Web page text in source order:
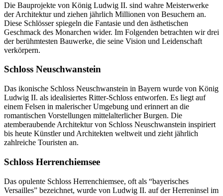
Die Bauprojekte von König Ludwig II. sind wahre Meisterwerke
der Architektur und ziehen jährlich Millionen von Besuchern an.
Diese Schlösser spiegeln die Fantasie und den ästhetischen
Geschmack des Monarchen wider. Im Folgenden betrachten wir drei
der berühmtesten Bauwerke, die seine Vision und Leidenschaft
verkörpern.
Schloss Neuschwanstein
Das ikonische Schloss Neuschwanstein in Bayern wurde von König
Ludwig II. als idealisiertes Ritter-Schloss entworfen. Es liegt auf
einem Felsen in malerischer Umgebung und erinnert an die
romantischen Vorstellungen mittelalterlicher Burgen. Die
atemberaubende Architektur von Schloss Neuschwanstein inspiriert
bis heute Künstler und Architekten weltweit und zieht jährlich
zahlreiche Touristen an.
Schloss Herrenchiemsee
Das opulente Schloss Herrenchiemsee, oft als “bayerisches
Versailles” bezeichnet, wurde von Ludwig II. auf der Herreninsel im